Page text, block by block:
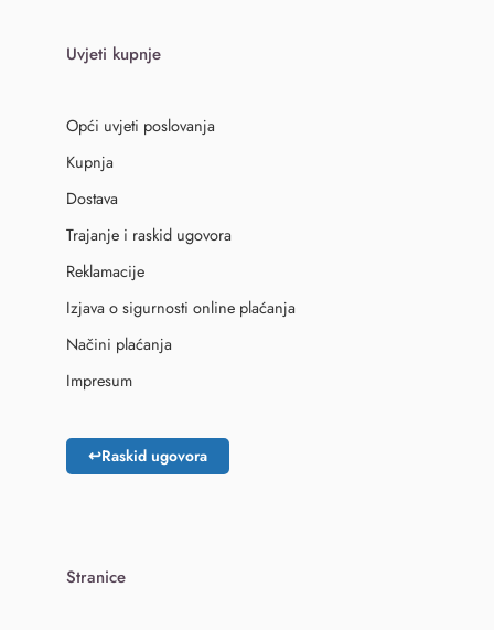
Uvjeti kupnje
Opći uvjeti poslovanja
Kupnja
Dostava
Trajanje i raskid ugovora
Reklamacije
Izjava o sigurnosti online plaćanja
Načini plaćanja
Impresum
↩Raskid ugovora
Stranice